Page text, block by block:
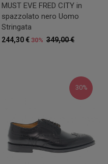
MUST EVE FRED CITY in
spazzolato nero Uomo
Stringata
349,00 €
244,30 € 30%
30%